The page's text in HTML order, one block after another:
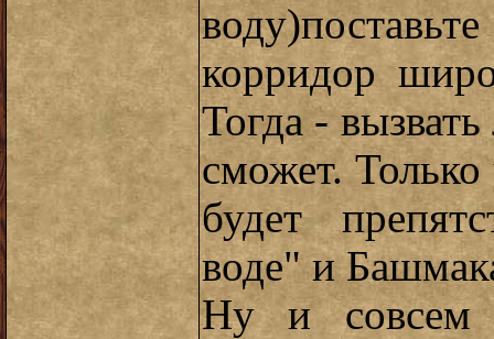
корридор
Тогда -
сможет.
будет
воде" и
Ну и совсем